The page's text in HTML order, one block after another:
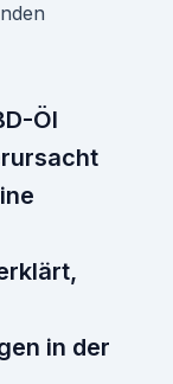
Öl
in der